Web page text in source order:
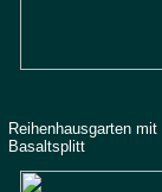
Reihenhausgarten
Basaltsplitt